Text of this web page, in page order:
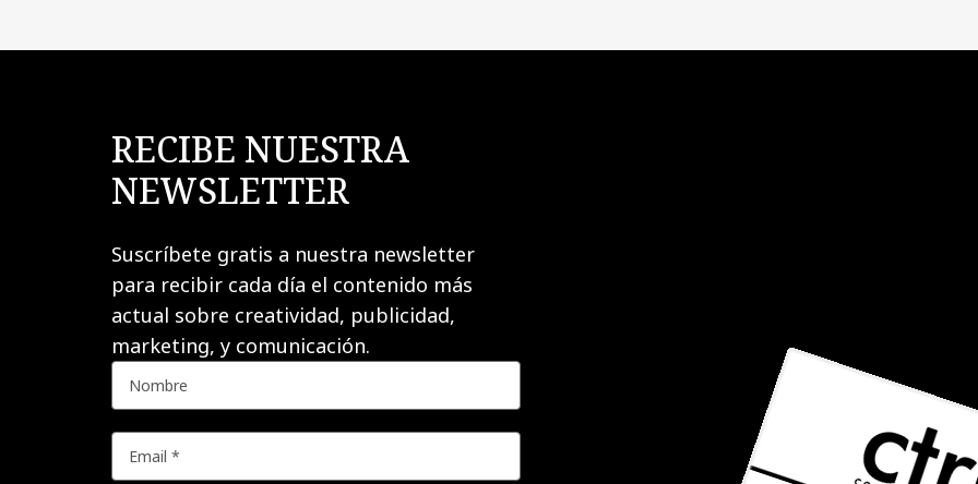
RECIBE NUESTRA
NEWSLETTER
Suscríbete gratis a nuestra newsletter
para recibir cada día el contenido más
actual sobre creatividad, publicidad,
marketing, y comunicación.